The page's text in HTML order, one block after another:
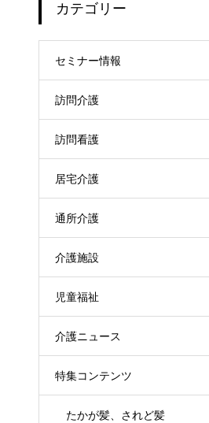
カテゴリー
セミナー情報
訪問介護
訪問看護
居宅介護
通所介護
介護施設
児童福祉
介護ニュース
特集コンテンツ
たかが髪、されど髪